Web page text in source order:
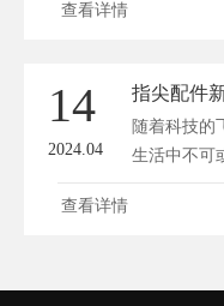
查看详情
14
2024.04
随着科技的
生活中不可
查看详情